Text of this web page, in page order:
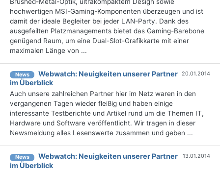
hochwertigen MSI-Gaming-Komponenten überzeugen und ist
damit der ideale Begleiter bei jeder LAN-Party. Dank des
ausgefeilten Platzmanagements bietet das Gaming-Barebone
genügend Raum, um eine Dual-Slot-Grafikkarte mit einer
maximalen Länge von ...
News
Webwatch: Neuigkeiten unserer Partner
im Überblick
20.01.2014
Auch unsere zahlreichen Partner hier im Netz waren in den
vergangenen Tagen wieder fleißig und haben einige
interessante Testberichte und Artikel rund um die Themen IT,
Hardware und Software veröffentlicht. Wir tragen in dieser
Newsmeldung alles Lesenswerte zusammen und geben ...
News
Webwatch: Neuigkeiten unserer Partner
im Überblick
13.01.2014